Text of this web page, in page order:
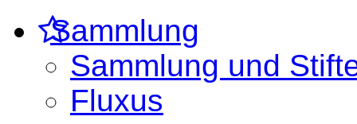
Sammlung
Sammlung und
Fluxus